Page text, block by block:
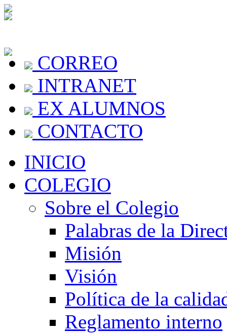
CORREO
INTRANET
EX ALUMNOS
CONTACTO
INICIO
COLEGIO
Sobre el Colegio
Palabras de la
Misión
Visión
Política de la
Reglamento interno